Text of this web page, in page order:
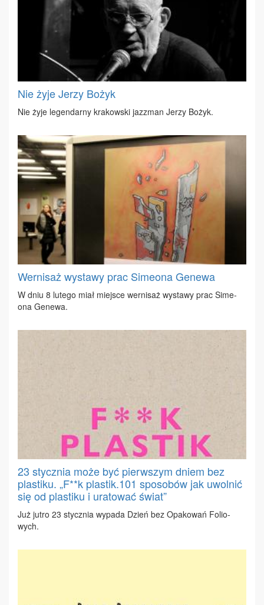
Nie żyje Jerzy Bożyk
Nie ży­je le­gen­dar­ny kra­kow­ski jazz­man Je­rzy Bo­żyk.
Wernisaż wystawy prac Simeona Genewa
W dniu 8 lu­te­go miał miej­sce wer­ni­saż wy­sta­wy prac Si­me­
ona Ge­ne­wa.
23 stycznia może być pierwszym dniem bez
plastiku. „F**k plastik.101 sposobów jak uwolnić
się od plastiku i uratować świat”
Już ju­tro 23 stycz­nia wy­pa­da Dzień bez Opa­ko­wań Fo­lio­
wych.